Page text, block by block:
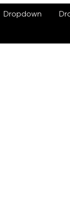
Dropdown